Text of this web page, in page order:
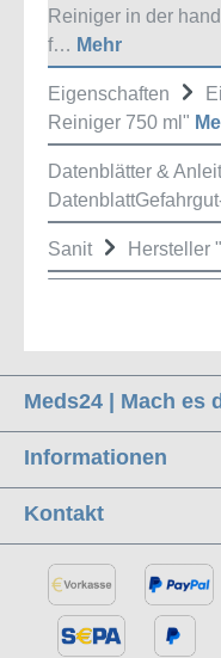
Reiniger in der
f… Mehr
Eigenschaften
Reiniger 750 ml"
Datenblätter &
Sanit Hersteller
Meds24 | Mach es
Informationen
Kontakt